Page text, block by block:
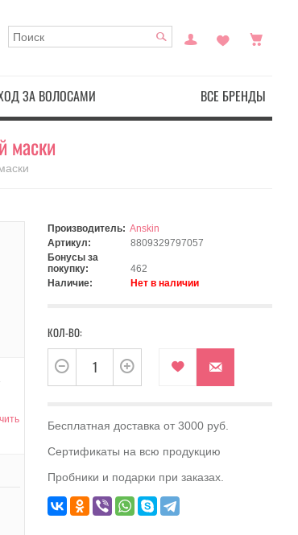
ЗА ВОЛОСАМИ ВСЕ БРЕНДЫ
маски
Производитель: Anskin
Артикул:
8809329797057
Бонусы за
покупку:
462
Наличие:
Нет в наличии
КОЛ-ВО:
Бесплатная доставка от 3000 руб.
Сертификаты на всю продукцию
Пробники и подарки при заказах.